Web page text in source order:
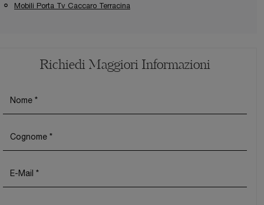
Mobili Porta Tv Caccaro Terracina
Richiedi Maggiori Informazioni